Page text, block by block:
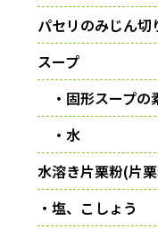
パセリのみじん切
スープ
・固形スープの
・水
水溶き片栗粉(片
・塩、こしょう